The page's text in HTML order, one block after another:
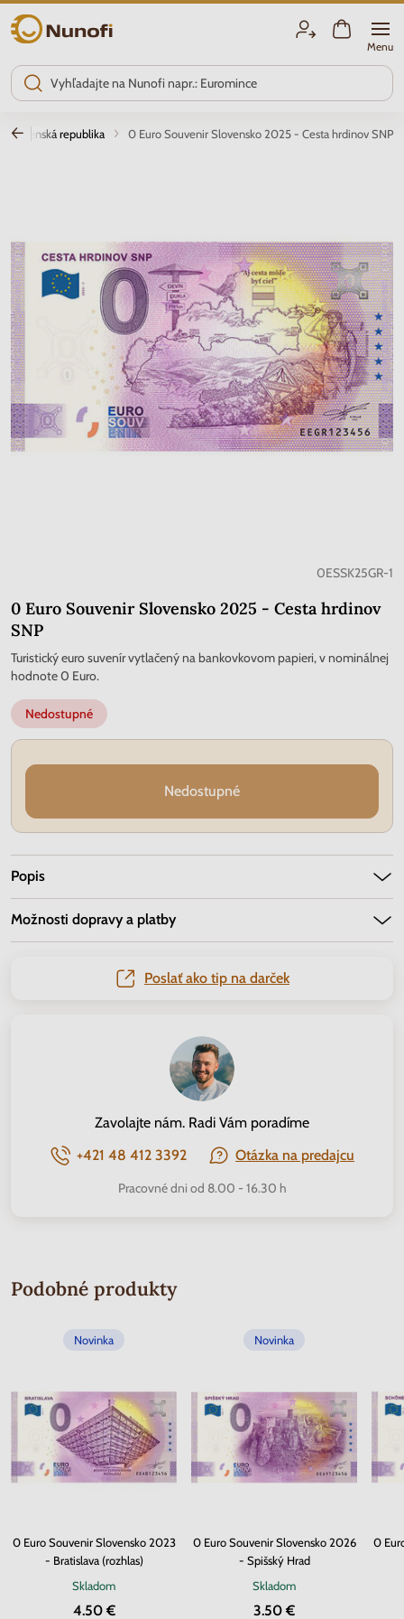
Nunofi.sk
Menu
Slovenská republika 0 Euro Souvenir Slovensko 2025 - Cesta hrdinov SNP
0ESSK25GR-1
0 Euro Souvenir Slovensko 2025 - Cesta hrdinov
SNP
Turistický euro suvenír vytlačený na bankovkovom papieri, v nominálnej
hodnote 0 Euro.
Nedostupné
Nedostupné
Popis
Možnosti dopravy a platby
Poslať ako tip na darček
Zavolajte nám. Radi Vám poradíme
+421 48 412 3392
Otázka na predajcu
Pracovné dni od 8.00 - 16.30 h
Podobné produkty
Novinka
0 Euro Souvenir Slovensko 2023
- Bratislava (rozhlas)
Skladom
4.50 €
Novinka
0 Euro Souvenir Slovensko 2026
- Spišský Hrad
Skladom
3.50 €
0